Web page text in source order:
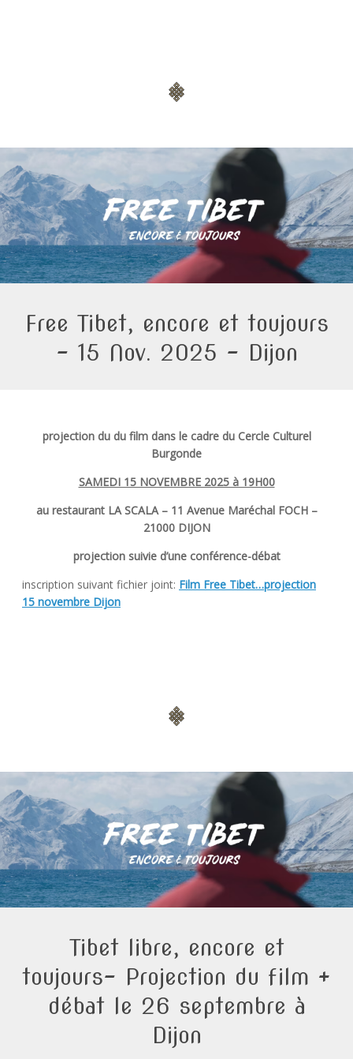
Free Tibet, encore et toujours
– 15 Nov. 2025 – Dijon
projection du du film dans le cadre du Cercle Culturel
Burgonde
SAMEDI 15 NOVEMBRE 2025 à 19H00
au restaurant LA SCALA – 11 AvenueMaréchal FOCH –
21000 DIJON
projection suivie d’une conférence-débat
inscription suivant fichier joint: Film Free Tibet…projection
15 novembre Dijon
Tibet libre, encore et
toujours- Projection du film +
débat le 26 septembre à
Dijon